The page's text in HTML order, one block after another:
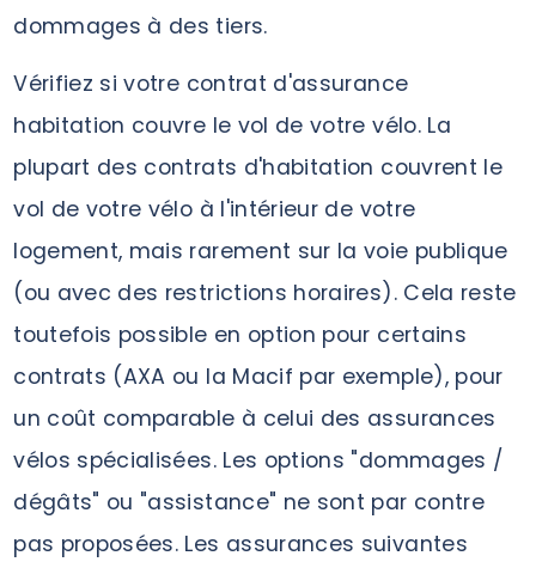
dommages à des tiers.
Vérifiez si votre contrat d'assurance
habitation couvre le vol de votre vélo. La
plupart des contrats d'habitation couvrent le
vol de votre vélo à l'intérieur de votre
logement, mais rarement sur la voie publique
(ou avec des restrictions horaires). Cela reste
toutefois possible en option pour certains
contrats (AXA ou la Macif par exemple), pour
un coût comparable à celui des assurances
vélos spécialisées. Les options "dommages /
dégâts" ou "assistance" ne sont par contre
pas proposées. Les assurances suivantes